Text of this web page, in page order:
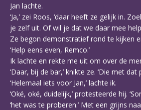
Jan lachte.
‘Ja,’ zei Roos, ‘daar heeft ze gelijk in.
je zelf uit. Of wil je dat we daar mee
Ze begon demonstratief rond te kijken
‘Help eens even, Remco.’
Ik lachte en rekte me uit om over de
‘Daar, bij de bar,’ knikte ze. ‘Die met dat
‘Helemaal iets voor Jan,’ lachte ik.
‘Oké, oké, duidelijk,’ protesteerde hij.
‘het was te proberen.’ Met een grijns